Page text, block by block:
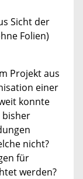
Sicht der
Folien)
Projekt aus
einer
konnte
bisher
nicht?
für
werden?